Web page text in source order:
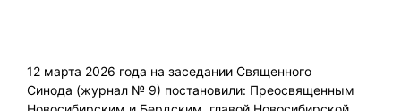
12 марта 2026 года на заседании Священного
Синода (журнал № 9) постановили: Преосвященным